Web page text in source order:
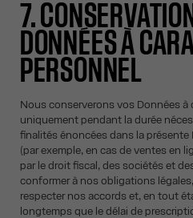
7.
DONNÉES À
PERSONNEL
Nous conserverons vos Données à
uniquement pendant la durée
finalités énoncées dans la
(par exemple, en cas de ventes en
par le droit fiscal, des sociétés et
conformer à nos obligations
respecter nos accords et, en tout
longtemps que le délai de